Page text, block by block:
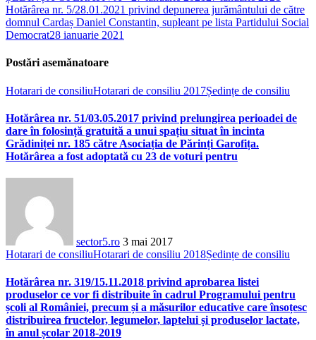
Hotărârea nr. 5/28.01.2021 privind depunerea jurământului de către
domnul Cardaș Daniel Constantin, supleant pe lista Partidului Social
Democrat28 ianuarie 2021
Postări asemănatoare
Hotarari de consiliuHotarari de consiliu 2017Ședințe de consiliu
Hotărârea nr. 51/03.05.2017 privind prelungirea perioadei de
dare în folosință gratuită a unui spațiu situat în incinta
Grădiniței nr. 185 către Asociația de Părinți Garofița.
Hotărârea a fost adoptată cu 23 de voturi pentru
sector5.ro 3 mai 2017
Hotarari de consiliuHotarari de consiliu 2018Ședințe de consiliu
Hotărârea nr. 319/15.11.2018 privind aprobarea listei
produselor ce vor fi distribuite în cadrul Programului pentru
școli al României, precum și a măsurilor educative care însoțesc
distribuirea fructelor, legumelor, laptelui și produselor lactate,
în anul școlar 2018-2019